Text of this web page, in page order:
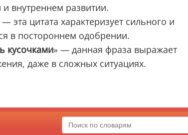
внутреннем развитии.
— эта цитата характеризует сильного и
в постороннем одобрении.
кусочками» — данная фраза выражает
даже в сложных ситуациях.